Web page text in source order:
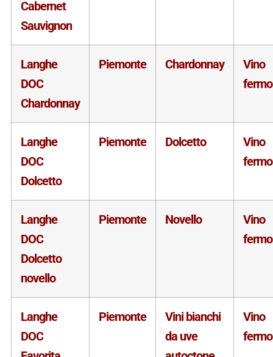
Cabernet
Sauvignon
Langhe
DOC
Chardonnay
Piemonte Chardonnay
Vino
fermo
Langhe
DOC
Dolcetto
Piemonte Dolcetto
Vino
fermo
Langhe
DOC
Dolcetto
novello
Piemonte Novello
Vino
fermo
Langhe
DOC
Piemonte
Vini bianchi
da uve
Vino
fermo